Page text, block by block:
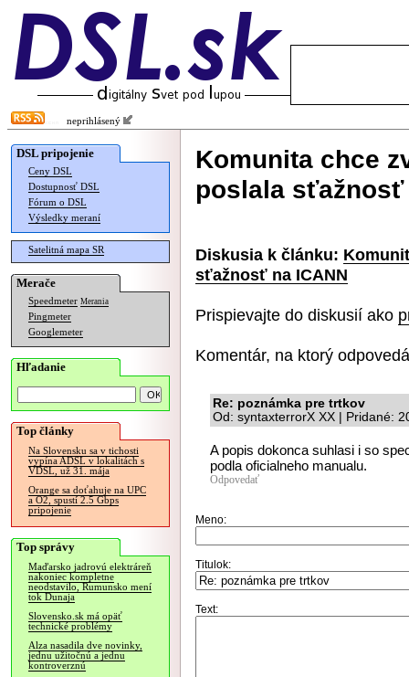
neprihlásený
DSL pripojenie
Ceny DSL
Dostupnosť DSL
Fórum o DSL
Výsledky meraní
Satelitná mapa SR
Merače
Speedmeter Merania
Pingmeter
Googlemeter
Hľadanie
Top články
Na Slovensku sa v tichosti
vypína ADSL v lokalitách s
VDSL, už 31. mája
Orange sa doťahuje na UPC
a O2, spustí 2.5 Gbps
pripojenie
Top správy
Maďarsko jadrovú elektráreň
nakoniec kompletne
neodstavilo, Rumunsko mení
tok Dunaja
Slovensko.sk má opäť
technické problémy
Alza nasadila dve novinky,
jednu užitočnú a jednu
kontroverznú
Komunita chce
poslala sťažnosť
Diskusia k článku:
sťažnosť na ICANN
Prispievajte do diskusií ako
Komentár, na ktorý
Re: poznámka pre trtkov
Od: syntaxterrorX XX | Pridané:
A popis dokonca suhlasi i so
podla oficialneho manualu.
Odpovedať
Meno:
Titulok:
Text: